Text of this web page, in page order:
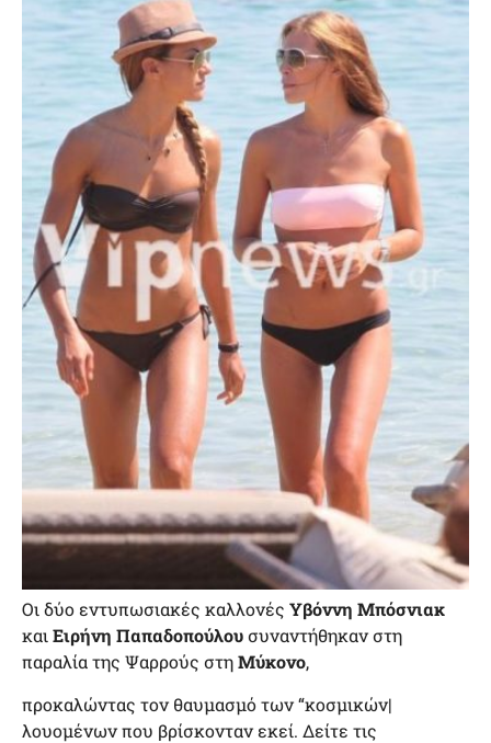
Οι δύο εντυπωσιακές καλλονές Υβόννη Μπόσνιακ
καιΕιρήνη Παπαδοπούλουσυναντήθηκαν στη
παραλία της Ψαρρούς στηΜύκονο,
προκαλώντας τον θαυμασμό των “κοσμικών|
λουομένων που βρίσκονταν εκεί. Δείτε τις